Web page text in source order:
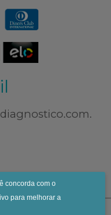
concorda com o
para melhorar a